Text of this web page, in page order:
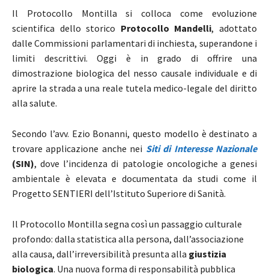
Il Protocollo Montilla si colloca come evoluzione
scientifica dello storico Protocollo Mandelli, adottato
dalle Commissioni parlamentari di inchiesta, superandone i
limiti descrittivi. Oggi è in grado di offrire una
dimostrazione biologica del nesso causale individuale e di
aprire la strada a una reale tutela medico-legale del diritto
alla salute.
Secondo l’avv. Ezio Bonanni, questo modello è destinato a
trovare applicazione anche nei Siti di Interesse Nazionale
(SIN), dove l’incidenza di patologie oncologiche a genesi
ambientale è elevata e documentata da studi come il
Progetto SENTIERI dell’Istituto Superiore di Sanità.
Il Protocollo Montilla segna così un passaggio culturale
profondo: dalla statistica alla persona, dall’associazione
alla causa, dall’irreversibilità presunta alla giustizia
biologica. Una nuova forma di responsabilità pubblica